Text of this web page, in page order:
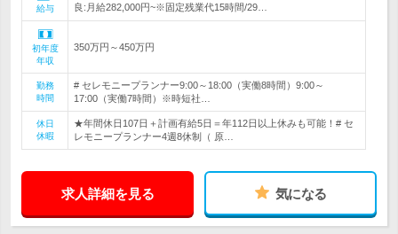
給与
良:月給282,000円~※固定残業代15時間/29…
初年度
年収
350万円～450万円
勤務
時間
# セレモニープランナー9:00～18:00（実働8時間）9:00～
17:00（実働7時間）※時短社…
休日
休暇
★年間休日107日＋計画有給5日＝年112日以上休みも可能！# セ
レモニープランナー4週8休制（ 原…
求人詳細を見る 気になる